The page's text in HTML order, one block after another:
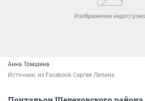
Анна Томшина
Источник: из Facebook Сергея Липина